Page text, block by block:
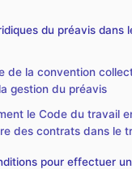
du préavis dans
de la convention
gestion du préavis
le Code du travail
des contrats dans le
pour effectuer